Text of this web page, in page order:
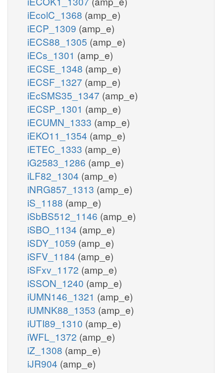
iEcolC_1368 (amp_e)
iECP_1309 (amp_e)
iECS88_1305 (amp_e)
iECs_1301 (amp_e)
iECSE_1348 (amp_e)
iECSF_1327 (amp_e)
iEcSMS35_1347 (amp_e)
iECSP_1301 (amp_e)
iECUMN_1333 (amp_e)
iEKO11_1354 (amp_e)
iETEC_1333 (amp_e)
iG2583_1286 (amp_e)
iLF82_1304 (amp_e)
iNRG857_1313 (amp_e)
iS_1188 (amp_e)
iSbBS512_1146 (amp_e)
iSBO_1134 (amp_e)
iSDY_1059 (amp_e)
iSFV_1184 (amp_e)
iSFxv_1172 (amp_e)
iSSON_1240 (amp_e)
iUMN146_1321 (amp_e)
iUMNK88_1353 (amp_e)
iUTI89_1310 (amp_e)
iWFL_1372 (amp_e)
iZ_1308 (amp_e)
iJR904 (amp_e)